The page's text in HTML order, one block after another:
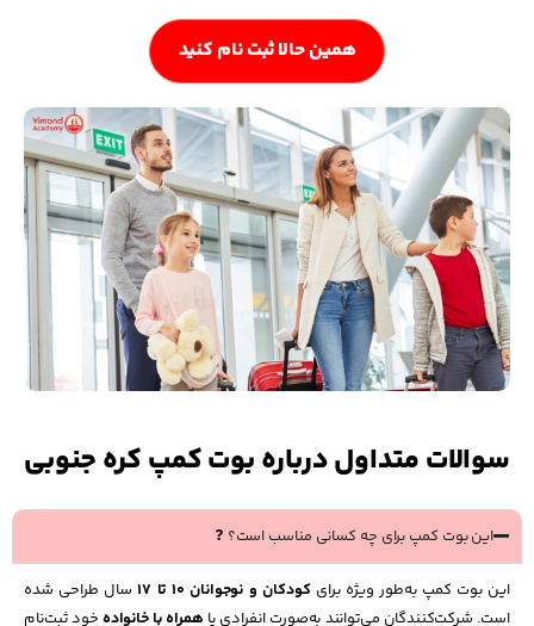
همین حالا ثبت نام کنید
سوالات متداول درباره بوت کمپ کره جنوبی
این بوت کمپ برای چه کسانی مناسب است؟ ❓
این بوت کمپ به‌طور ویژه برایکودکان و نوجوانان ۱۰ تا ۱۷
سال طراحی شده
است. شرکت‌کنندگان می‌توانند به‌صورت انفرادی یا همراه با خانواده خود ثبت‌نام